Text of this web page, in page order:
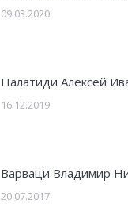
09.03.2020
Палатиди Алексей
16.12.2019
Варваци Владимир
20.07.2017